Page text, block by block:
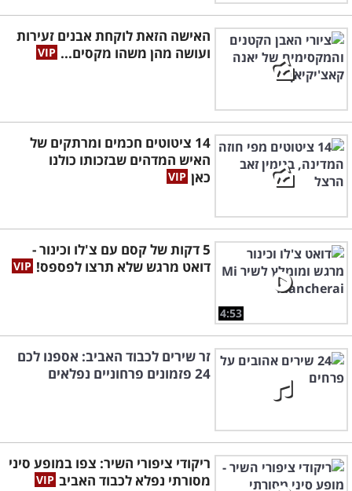
האישה הזאת לוקחת אבנים זעירות
ועושה מהן משהו מקסים...
14 ציטוטים חכמים ומרתקים של
האיש המדהים שבזכותו כולנו
כאן
4:53
5 דקות של קסם עם צ'לו וכינור -
דואט מרגש שלא תרצו לפספס!
זר שירים לכבוד האביב: אספנו לכם
24 פזמונים פרחוניים נפלאים
ריקודי ציפורי השיר: צפו במופע סיני
מסורתי נפלא לכבוד האביב